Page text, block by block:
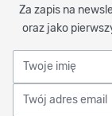
Za zapis na
oraz jako
Twoje imię
Twój adres email